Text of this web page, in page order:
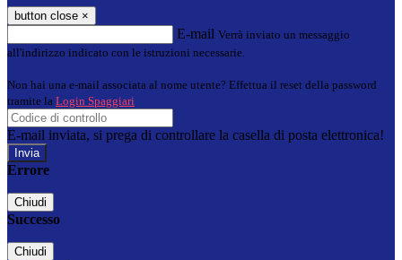
button close ×
E-mail Verrà inviato un messaggio
all'indirizzo indicato con le istruzioni necessarie.
Non hai una e-mail associata al nome utente? Effettua il reset della password
tramite la Login Spaggiari
E-mail inviata, si prega di controllare la casella di posta elettronica!
Errore
Chiudi
Successo
Chiudi